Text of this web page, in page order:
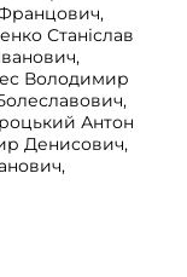
Станіслав
Володимир
Антон
Денисович,